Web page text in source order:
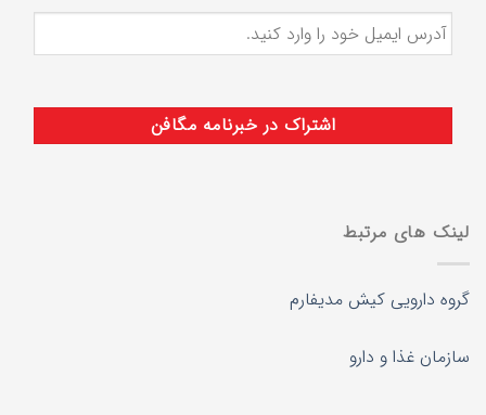
لینک های مرتبط
گروه دارویی کیش مدیفارم
سازمان غذا و دارو